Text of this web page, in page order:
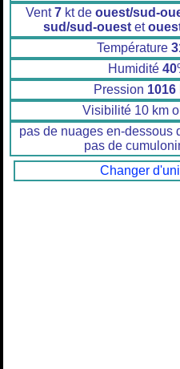
Vent7kt de ouest/sud-
sud/sud-ouest et
Température
Humidité 40
Pression 1016
Visibilité 10 km
pas de nuages en-dessous
pas de
Changer